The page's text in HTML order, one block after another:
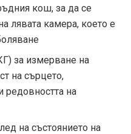
кош, за да се
лявата камера, което е
за измерване на
на сърцето,
редовността на
на състоянието на